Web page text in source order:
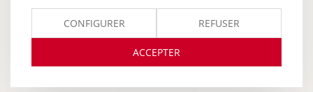
CONFIGURER REFUSER
ACCEPTER